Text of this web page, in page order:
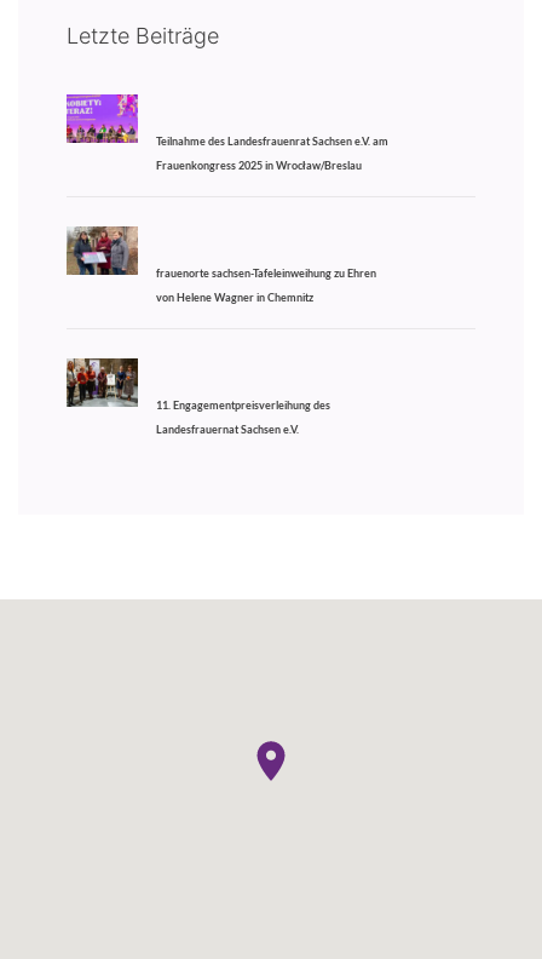
Letzte Beiträge
Teilnahme des Landesfrauenrat Sachsen e.V. am
Frauenkongress 2025 in Wrocław/Breslau
frauenorte sachsen-Tafeleinweihung zu Ehren
von Helene Wagner in Chemnitz
11. Engagementpreisverleihung des
Landesfrauernat Sachsen e.V.